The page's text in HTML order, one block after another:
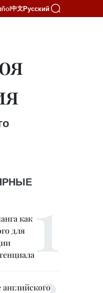
中文Русский
как
для